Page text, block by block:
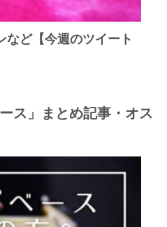
など【今週のツイート
ス」まとめ記事・オス